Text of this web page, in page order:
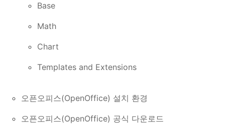
Base
Math
Chart
Templates and Extensions
오픈오피스(OpenOffice) 설치 환경
오픈오피스(OpenOffice) 공식 다운로드